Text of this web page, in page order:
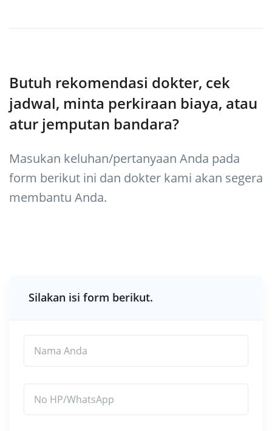
Butuh rekomendasi dokter, cek
jadwal, minta perkiraan biaya, atau
atur jemputan bandara?
Masukan keluhan/pertanyaan Anda pada
form berikut ini dan dokter kami akan segera
membantu Anda.
Silakan isi form berikut.